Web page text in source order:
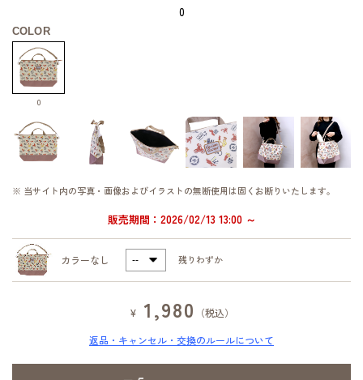
0
COLOR
0
※ 当サイト内の写真・画像およびイラストの無断使用は固くお断りいたします。
販売期間：2026/02/13 13:00 ～
カラーなし 残りわずか
¥ 1,980
（税込）
返品・キャンセル・交換のルールについて